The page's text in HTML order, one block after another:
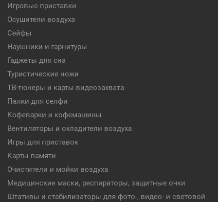
Игровые приставки
Осушители воздуха
Сейфы
Наушники и гарнитуры
Гаджеты для сна
Туристические ножи
ТВ-тюнеры и карты видеозахвата
Палки для селфи
Кофеварки и кофемашины
Вентиляторы и охладители воздуха
Игры для приставок
Карты памяти
Очистители и мойки воздуха
Медицинские маски, респираторы, защитные очки
Штативы и стабилизаторы для фото-, видео- и световой